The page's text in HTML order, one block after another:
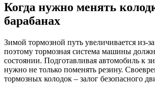
Когда нужно менять
барабанах
Зимой тормозной путь увеличивается из-
поэтому тормозная система машины
состоянии. Подготавливая автомобиль к
нужно не только поменять резину.
тормозных колодок – залог безопасного